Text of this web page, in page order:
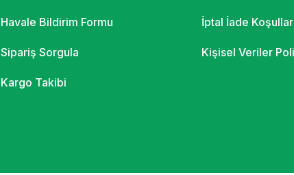
Havale Bildirim Formu
Sipariş Sorgula
Kargo Takibi
İptal İade
Kişisel Veriler